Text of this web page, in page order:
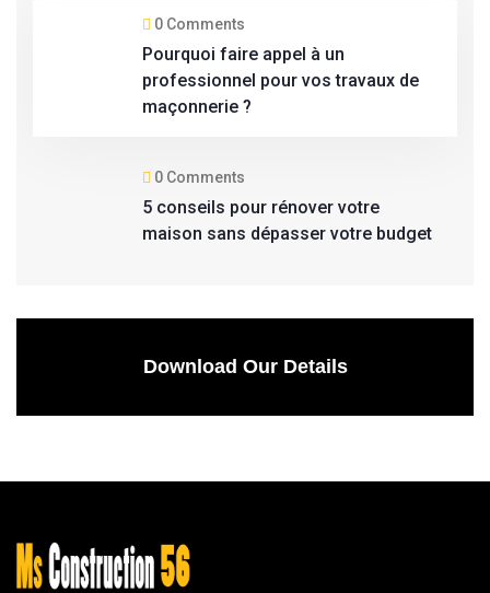
0 Comments
Pourquoi faire appel à un
professionnel pour vos travaux de
maçonnerie ?
0 Comments
5 conseils pour rénover votre
maison sans dépasser votre budget
Download Our Details